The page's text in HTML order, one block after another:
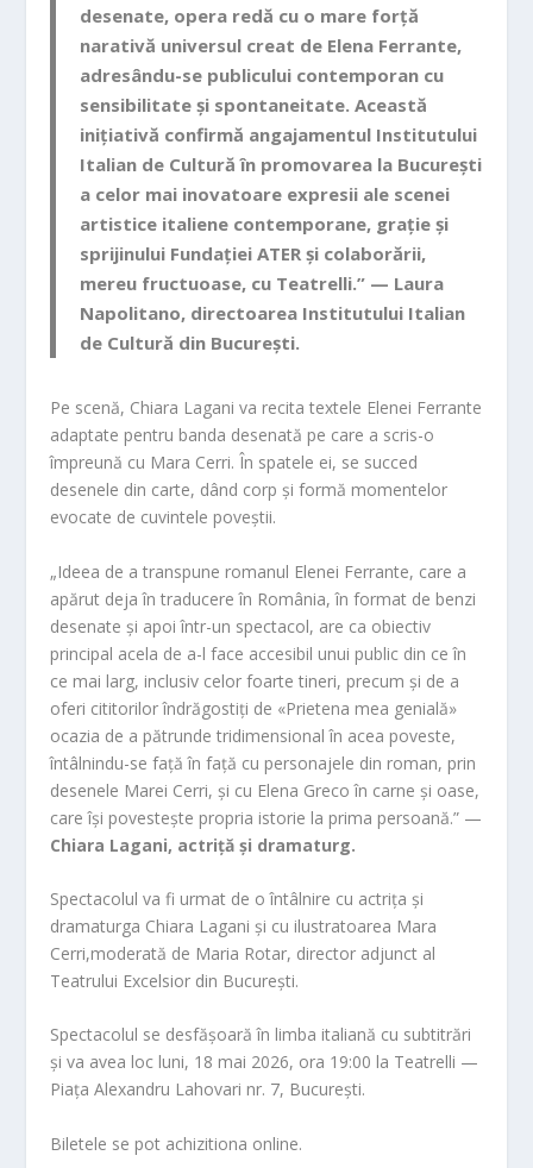
desenate, opera redă cu o mare forță
narativă universul creat de Elena Ferrante,
adresându-se publicului contemporan cu
sensibilitate și spontaneitate. Această
inițiativă confirmă angajamentul Institutului
Italian de Cultură în promovarea la București
a celor mai inovatoare expresii ale scenei
artistice italiene contemporane, grație și
sprijinului Fundației ATER și colaborării,
mereu fructuoase, cu Teatrelli.” — Laura
Napolitano, directoarea Institutului Italian
de Cultură din București.
Pe scenă, Chiara Lagani va recita textele Elenei Ferrante
adaptate pentru banda desenată pe care a scris-o
împreună cu Mara Cerri. În spatele ei, se succed
desenele din carte, dând corp și formă momentelor
evocate de cuvintele poveștii.
„Ideea de a transpune romanul Elenei Ferrante, care a
apărut deja în traducere în România, în format de benzi
desenate și apoi într-un spectacol, are ca obiectiv
principal acela de a-l face accesibil unui public din ce în
ce mai larg, inclusiv celor foarte tineri, precum și de a
oferi cititorilor îndrăgostiți de «Prietena mea genială»
ocazia de a pătrunde tridimensional în acea poveste,
întâlnindu-se față în față cu personajele din roman, prin
desenele Marei Cerri, și cu Elena Greco în carne și oase,
care își povestește propria istorie la prima persoană.” —
Chiara Lagani, actriță și dramaturg.
Spectacolul va fi urmat de o întâlnire cu actrița și
dramaturga Chiara Lagani și cu ilustratoarea Mara
Cerri,moderată de Maria Rotar, director adjunct al
Teatrului Excelsior din București.
Spectacolul se desfășoară în limba italiană cu subtitrări
și va avea loc luni, 18 mai 2026, ora 19:00 la Teatrelli —
Piața Alexandru Lahovari nr. 7, București.
Biletele se pot achizitiona online.